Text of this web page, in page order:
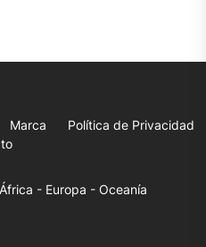
Marca
Política de Privacidad
África - Europa - Oceanía